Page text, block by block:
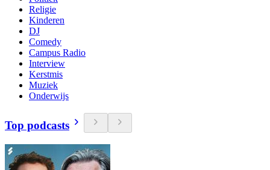
Religie
Kinderen
DJ
Comedy
Campus Radio
Interview
Kerstmis
Muziek
Onderwijs
Top podcasts